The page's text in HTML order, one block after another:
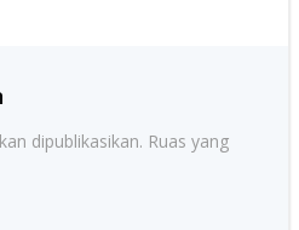
dipublikasikan. Ruas yang